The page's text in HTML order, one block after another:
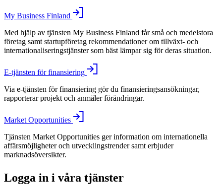
My Business Finland
Med hjälp av tjänsten My Business Finland får små och medelstora
företag samt startupföretag rekommendationer om tillväxt- och
internationaliseringstjänster som bäst lämpar sig för deras situation.
E-tjänsten för finansiering
Via e-tjänsten för finansiering gör du finansieringsansökningar,
rapporterar projekt och anmäler förändringar.
Market Opportunities
Tjänsten Market Opportunities ger information om internationella
affärsmöjligheter och utvecklingstrender samt erbjuder
marknadsöversikter.
Logga in i våra tjänster